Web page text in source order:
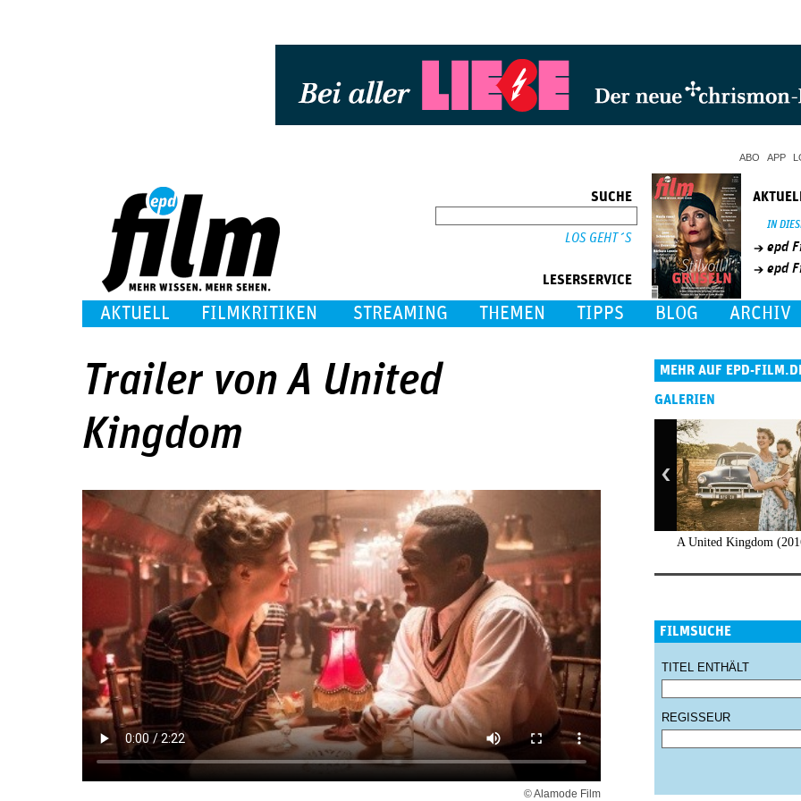
ABO APP
SUCHE
LESERSERVICE
IN
epd
epd
AKTUELL FILMKRITIKEN STREAMING THEMEN TIPPS BLOG ARCHIV
Trailer von A United
Kingdom
© Alamode Film
MEHR AUF EPD-
GALERIEN
A United Kingdom
FILMSUCHE
TITEL ENTHÄLT
REGISSEUR